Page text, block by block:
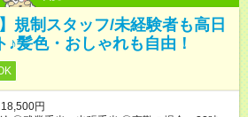
規制スタッフ/未経験者も高日
髪色・おしゃれも自由！
円